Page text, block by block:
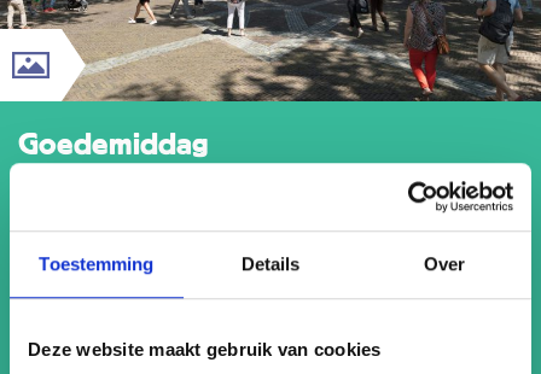
Toestemming Details Over
Deze website maakt gebruik van cookies
Goedemiddag
Bewonder de
prenten van
Escher
in het Paleis